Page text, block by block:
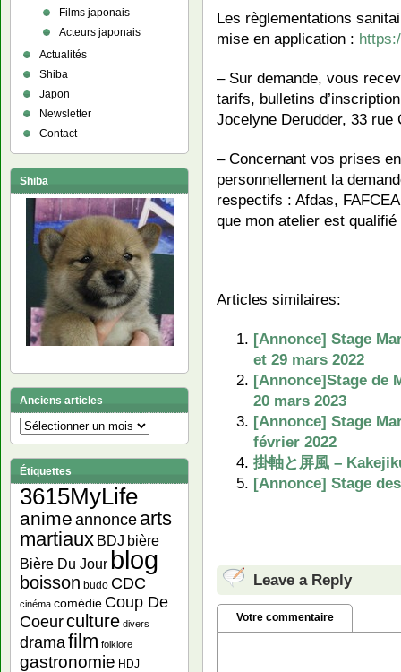
Les règlementations
mise en application :
– Sur demande, vous
tarifs, bulletins
Jocelyne Derudder, 33 rue
– Concernant vos prises
personnellement la
respectifs : Afdas,
que mon atelier est qualifié
Articles similaires:
[Annonce] Stage
et 29 mars 2022
[Annonce]Stage de
20 mars 2023
[Annonce] Stage
février 2022
掛軸と屏風 –
[Annonce] Stage
Leave a Reply
Votre commentaire
Films japonais
Acteurs japonais
Actualités
Shiba
Japon
Newsletter
Contact
Shiba
Anciens articles
Anciens
articles
Étiquettes
3615MyLife
anime annonce arts
martiaux BDJ bière
Bière Du Jour blog
boisson budo CDC
cinéma comédie Coup De
Coeurculture divers
dramafilm folklore
gastronomie HDJ